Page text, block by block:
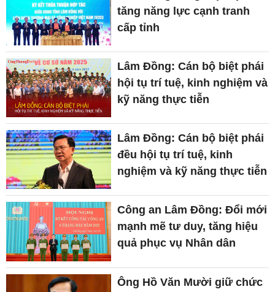
tăng năng lực cạnh tranh
cấp tỉnh
Lâm Đồng: Cán bộ biệt phái
hội tụ trí tuệ, kinh nghiệm và
kỹ năng thực tiễn
Lâm Đồng: Cán bộ biệt phái
đều hội tụ trí tuệ, kinh
nghiệm và kỹ năng thực tiễn
Công an Lâm Đồng: Đổi mới
mạnh mẽ tư duy, tăng hiệu
quả phục vụ Nhân dân
Ông Hồ Văn Mười giữ chức